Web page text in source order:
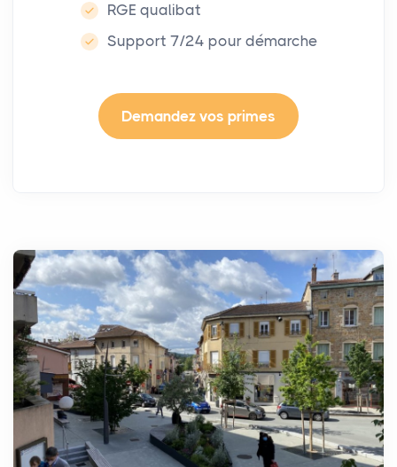
RGE qualibat
Support 7/24 pour démarche
Demandez vos primes